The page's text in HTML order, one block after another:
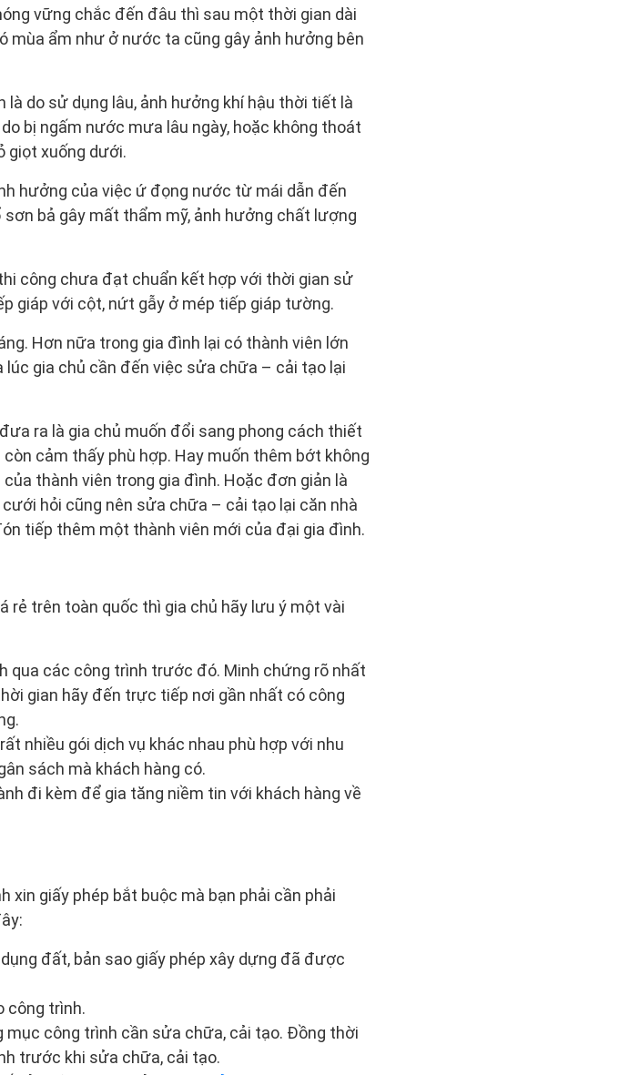
vững chắc đến đâu thì sau một thời gian dài
mùa ẩm như ở nước ta cũng gây ảnh hưởng bên
là do sử dụng lâu, ảnh hưởng khí hậu thời tiết là
bị ngấm nước mưa lâu ngày, hoặc không thoát
giọt xuống dưới.
hưởng của việc ứ đọng nước từ mái dẫn đến
bả gây mất thẩm mỹ, ảnh hưởng chất lượng
công chưa đạt chuẩn kết hợp với thời gian sử
giáp với cột, nứt gẫy ở mép tiếp giáp tường.
Hơn nữa trong gia đình lại có thành viên lớn
lúc gia chủ cần đến việc sửa chữa – cải tạo lại
ra là gia chủ muốn đổi sang phong cách thiết
cảm thấy phù hợp. Hay muốn thêm bớt không
thành viên trong gia đình. Hoặc đơn giản là
hỏi cũng nên sửa chữa – cải tạo lại căn nhà
tiếp thêm một thành viên mới của đại gia đình.
rẻ trên toàn quốc thì gia chủ hãy lưu ý một vài
các công trình trước đó. Minh chứng rõ nhất
gian hãy đến trực tiếp nơi gần nhất có công
nhiều gói dịch vụ khác nhau phù hợp với nhu
sách mà khách hàng có.
đi kèm để gia tăng niềm tin với khách hàng về
xin giấy phép bắt buộc mà bạn phải cần phải
đất, bản sao giấy phép xây dựng đã được
công trình.
mục công trình cần sửa chữa, cải tạo. Đồng thời
trước khi sửa chữa, cải tạo.